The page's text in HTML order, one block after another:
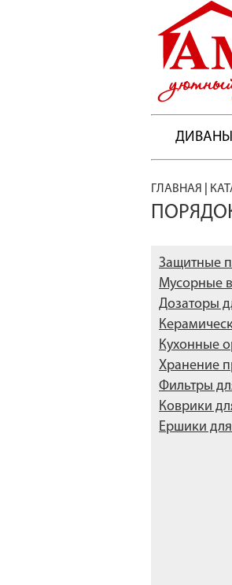
ДИВАНЫ
ГЛАВНАЯ
Защитные
Мусорные
Дозаторы
Кухонные
Хранение
Фильтры
Коврики
Ершики для